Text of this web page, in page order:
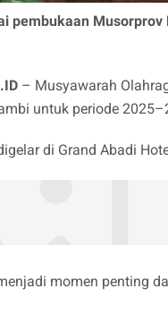
pembukaan
– Musyawarah
untuk periode
di Grand Abadi
momen penting